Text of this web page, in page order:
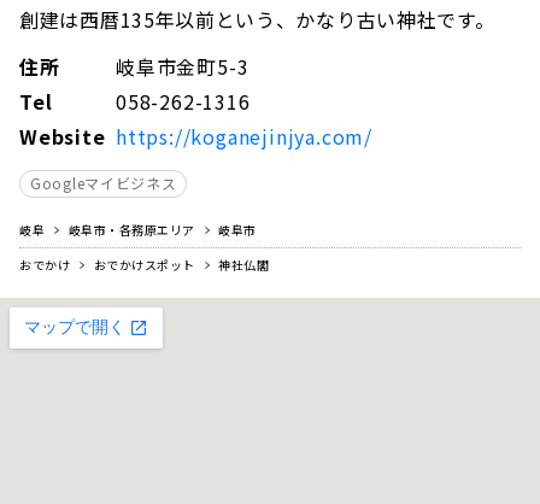
創建は西暦135年以前という、かなり古い神社です。
住所
岐阜市金町5-3
Tel
058-262-1316
Website https://koganejinjya.com/
Googleマイビジネス
岐阜 岐阜市・各務原エリア
岐阜市
おでかけ
おでかけスポット 神社仏閣